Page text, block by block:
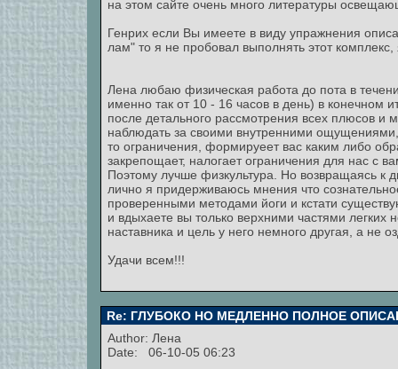
на этом сайте очень много литературы
Генрих если Вы имеете в виду упражнения
лам" то я не пробовал выполнять этот
Лена любаю физическая работа до пота в
именно так от 10 - 16 часов в день) в конечном
после детального рассмотрения всех плюсов и
наблюдать за своими внутренними ощущениями,
то ограничения, формируеет вас каким либо
закрепощает, налогает ограничения для нас с
Поэтому лучше физкультура. Но возвращаясь к
лично я придерживаюсь мнения что
проверенными методами йоги и кстати
и вдыхаете вы только верхними частями легких
наставника и цель у него немного другая, а не
Удачи всем!!!
Re: ГЛУБОКО НО МЕДЛЕННО ПОЛНОЕ
Author: Лена
Date: 06-10-05 06:23